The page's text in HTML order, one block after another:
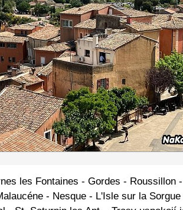
les Fontaines - Gordes - Roussillon
- Nesque - L'Isle sur la Sorgue